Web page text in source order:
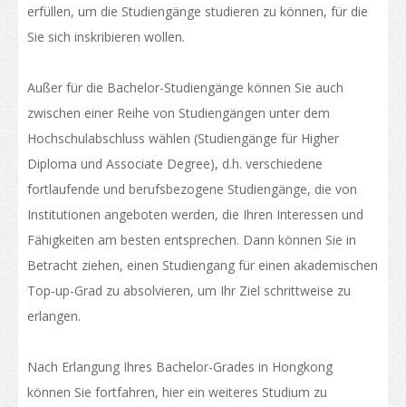
Die Richtlinie der "Entwicklung von Hongkongs Status als
international Bildungszentrum"
Studienzweige
Bewerbung furs Studium
Wie bewerben
Visum
Zulassungsvoraussetzung
Leben in HongKong
Ankunft
Unterkunft
erfüllen, um die Studiengänge studieren zu können, für die
Sie sich inskribieren wollen.
Außer für die Bachelor-Studiengänge können Sie auch
zwischen einer Reihe von Studiengängen unter dem
Hochschulabschluss wählen (Studiengänge für Higher
Diploma und Associate Degree), d.h. verschiedene
fortlaufende und berufsbezogene Studiengänge, die von
Institutionen angeboten werden, die Ihren Interessen und
Fähigkeiten am besten entsprechen. Dann können Sie in
Betracht ziehen, einen Studiengang für einen akademischen
Top-up-Grad zu absolvieren, um Ihr Ziel schrittweise zu
erlangen.
Nach Erlangung Ihres Bachelor-Grades in Hongkong
können Sie fortfahren, hier ein weiteres Studium zu